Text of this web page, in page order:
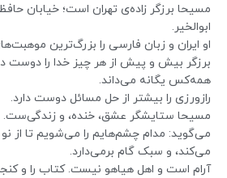
مسیحا برزگر زاده‌ی تهران است؛ خیابان
ابوالخیر.
او ایران و زبان فارسی را بزرگ‌ترین
برزگر بیش و پیش از هر چیز خدا را دوست
همه‌کس یگانه می‌داند.
رازورزی را بیشتر از حل مسائل دوست دارد.
مسیحا ستایشگر عشق، خنده، و زندگی‌ست.
می‌گوید: مدام چشم‌هایم را می‌شویم تا از نو
می‌کند، و سبک گام برمی‌دارد.
آرام است و اهل هیاهو نیست. کتاب را و